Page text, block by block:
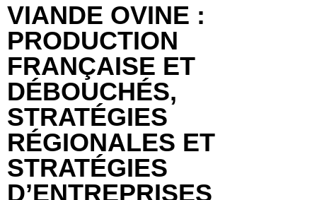
VIANDE OVINE :
PRODUCTION
FRANÇAISE ET
DÉBOUCHÉS,
STRATÉGIES
RÉGIONALES ET
STRATÉGIES
D’ENTREPRISES